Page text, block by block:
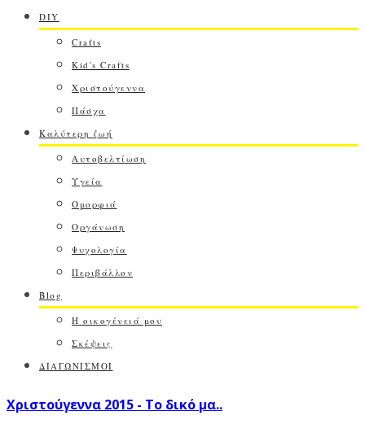
DIY
Crafts
Kid's Crafts
Χριστούγεννα
Πάσχα
Καλύτερη ζωή
Αυτοβελτίωση
Υγεία
Ομορφιά
Οργάνωση
Ψυχολογία
Περιβάλλον
Blog
Η οικογένειά μου
Σκέψεις
ΔΙΑΓΩΝΙΣΜΟΙ
Χριστούγεννα 2015 - Το δικό μα..